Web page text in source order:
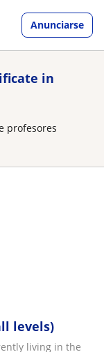
Anunciarse
in
profesores
levels)
living in the